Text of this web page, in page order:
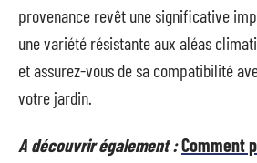
provenance revêt une significative
une variété résistante aux aléas
et assurez-vous de sa compatibilité
votre jardin.
A découvrir également :Comment